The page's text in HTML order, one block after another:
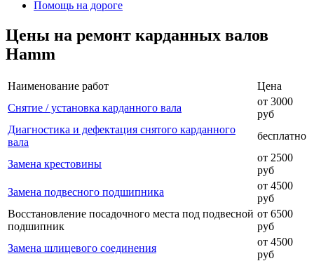
Помощь на дороге
Цены на ремонт карданных валов
Hamm
Наименование работ
Цена
Снятие / установка карданного вала
от 3000
руб
Диагностика и дефектация снятого карданного
вала
бесплатно
Замена крестовины
от 2500
руб
Замена подвесного подшипника
от 4500
руб
Восстановление посадочного места под подвесной
подшипник
от 6500
руб
Замена шлицевого соединения
от 4500
руб